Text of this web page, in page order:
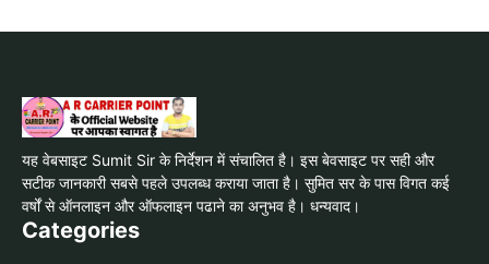
यह वेबसाइट Sumit Sir के निर्देशन में संचालित है। इस बेवसाइट पर सही और
सटीक जानकारी सबसे पहले उपलब्ध कराया जाता है। सुमित सर के पास विगत कई
वर्षों से ऑनलाइन और ऑफलाइन पढाने का अनुभव है। धन्यवाद।
Categories